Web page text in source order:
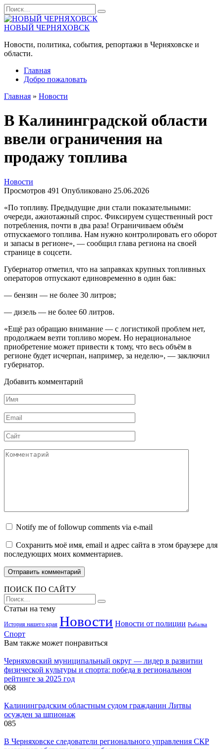
Перейти
к
содержанию
Search
for:
НОВЫЙ ЧЕРНЯХОВСК
Новости, политика, события, репортажи в Черняховске и
области.
Главная
Добро пожаловать
Главная » Новости
В Калининградской области
ввели ограничения на
продажу топлива
Новости
Просмотров 491 Опубликовано 25.06.2026
«По топливу. Предыдущие дни стали показательными:
очереди, ажиотажный спрос. Фиксируем существенный рост
потребления, почти в два раза! Ограничиваем объём
отпускаемого топлива. Нам нужно контролировать его оборот
и запасы в регионе», — сообщил глава региона на своей
странице в соцсети.
Губернатор отметил, что на заправках крупных топливных
операторов отпускают единовременно в один бак:
— бензин — не более 30 литров;
— дизель — не более 60 литров.
«Ещё раз обращаю внимание — с логистикой проблем нет,
продолжаем везти топливо морем. Но нерациональное
приобретение может привести к тому, что весь объём в
регионе будет исчерпан, например, за неделю», — заключил
губернатор.
Добавить комментарий
Имя
Email
Сайт
Комментарий
Notify me of followup comments via e-mail
Сохранить моё имя, email и адрес сайта в этом браузере для
последующих моих комментариев.
ПОИСК ПО САЙТУ
Search
for:
Статьи на тему
История нашего края Новости Новости от полиции Рыбалка
Спорт
Вам также может понравиться
Черняховский муниципальный округ — лидер в развитии
физической культуры и спорта: победа в региональном
рейтинге за 2025 год
068
Калининградским областным судом гражданин Литвы
осужден за шпионаж
085
В Черняховске следователи регионального управления СКР